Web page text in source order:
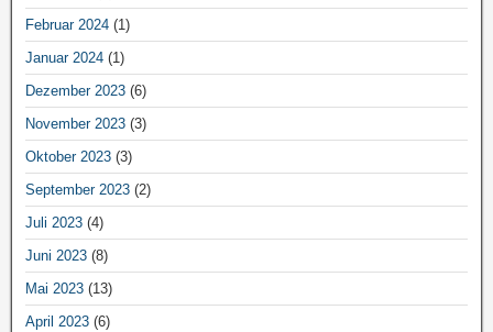
Februar 2024 (1)
Januar 2024 (1)
Dezember 2023 (6)
November 2023 (3)
Oktober 2023 (3)
September 2023 (2)
Juli 2023 (4)
Juni 2023 (8)
Mai 2023 (13)
April 2023 (6)